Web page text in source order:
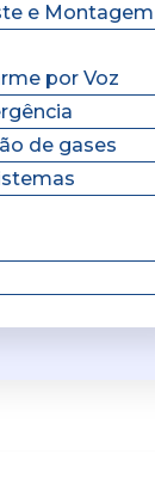
e Montagem
por Voz
de gases